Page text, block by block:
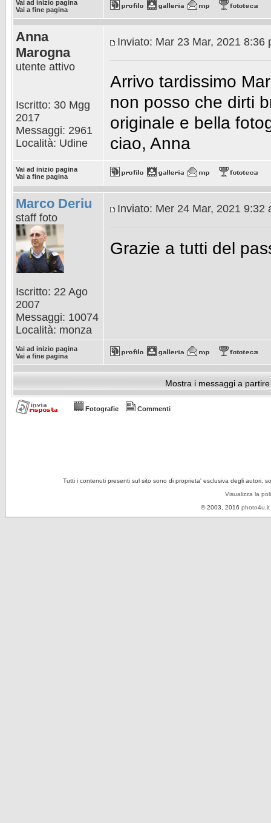
Vai ad inizio pagina
Vai a fine pagina
Anna
Marogna
utente attivo
Iscritto: 30 Mgg
2017
Messaggi: 2961
Località: Udine
Inviato: Mar 23 Mar, 2021 8:36
Arrivo tardissimo
non posso che dirti
originale e bella
ciao, Anna
Vai ad inizio pagina
Vai a fine pagina
Marco Deriu
staff foto
Iscritto: 22 Ago
2007
Messaggi: 10074
Località: monza
Inviato: Mer 24 Mar, 2021 9:32
Grazie a tutti del
Vai ad inizio pagina
Vai a fine pagina
Mostra i messaggi a
Fotografie Commenti
Tutti i contenuti presenti sul sito sono di proprieta' esclusiva degli autori,
Visualizza la
© 2003, 2016 photo4u.it